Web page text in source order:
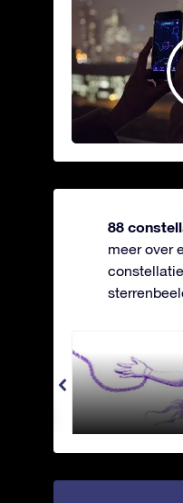
88
meer over
Andromeda -